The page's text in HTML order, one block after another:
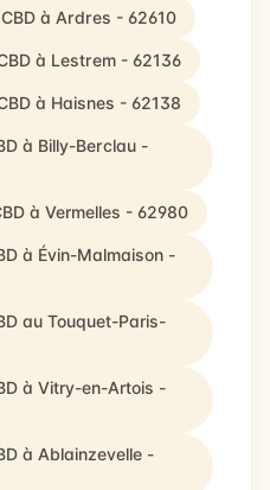
à Ardres - 62610
à Lestrem - 62136
à Haisnes - 62138
à Billy-Berclau -
à Vermelles - 62980
à Évin-Malmaison -
au Touquet-Paris-
à Vitry-en-Artois -
à Ablainzevelle -